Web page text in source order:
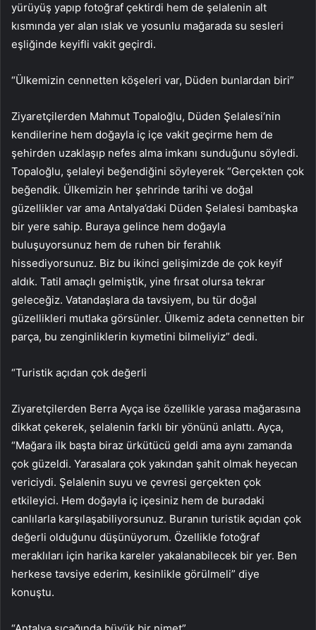
yürüyüş yapıp fotoğraf çektirdi hem de şelalenin alt
kısmında yer alan ıslak ve yosunlu mağarada su sesleri
eşliğinde keyifli vakit geçirdi.
“Ülkemizin cennetten köşeleri var, Düden bunlardan biri”
Ziyaretçilerden Mahmut Topaloğlu, Düden Şelalesi’nin
kendilerine hem doğayla iç içe vakit geçirme hem de
şehirden uzaklaşıp nefes alma imkanı sunduğunu söyledi.
Topaloğlu, şelaleyi beğendiğini söyleyerek “Gerçekten çok
beğendik. Ülkemizin her şehrinde tarihi ve doğal
güzellikler var ama Antalya’daki Düden Şelalesi bambaşka
bir yere sahip. Buraya gelince hem doğayla
buluşuyorsunuz hem de ruhen bir ferahlık
hissediyorsunuz. Biz bu ikinci gelişimizde de çok keyif
aldık. Tatil amaçlı gelmiştik, yine fırsat olursa tekrar
geleceğiz. Vatandaşlara da tavsiyem, bu tür doğal
güzellikleri mutlaka görsünler. Ülkemiz adeta cennetten bir
parça, bu zenginliklerin kıymetini bilmeliyiz” dedi.
“Turistik açıdan çok değerli
Ziyaretçilerden Berra Ayça ise özellikle yarasa mağarasına
dikkat çekerek, şelalenin farklı bir yönünü anlattı. Ayça,
“Mağara ilk başta biraz ürkütücü geldi ama aynı zamanda
çok güzeldi. Yarasalara çok yakından şahit olmak heyecan
vericiydi. Şelalenin suyu ve çevresi gerçekten çok
etkileyici. Hem doğayla iç içesiniz hem de buradaki
canlılarla karşılaşabiliyorsunuz. Buranın turistik açıdan çok
değerli olduğunu düşünüyorum. Özellikle fotoğraf
meraklıları için harika kareler yakalanabilecek bir yer. Ben
herkese tavsiye ederim, kesinlikle görülmeli” diye
konuştu.